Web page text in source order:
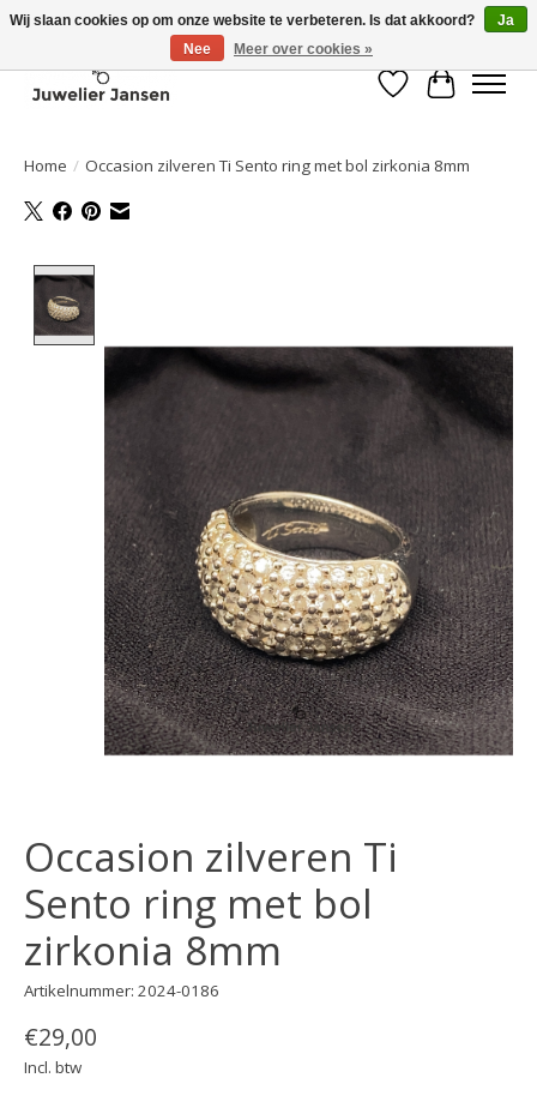
Verlanglijst
Home / Occasion zilveren Ti Sento ring met bol zirkonia 8mm
Occasion zilveren Ti
Sento ring met bol
zirkonia 8mm
Artikelnummer: 2024-0186
€29,00
Incl. btw
Wij slaan cookies op om onze website te verbeteren. Is dat akkoord?
Ja
Nee
Meer over cookies »